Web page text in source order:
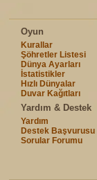
Oyun
Kurallar
Şöhretler Listesi
Dünya Ayarları
İstatistikler
Hızlı Dünyalar
Duvar Kağıtları
Yardım & Destek
Yardım
Destek Başvurusu
Sorular Forumu